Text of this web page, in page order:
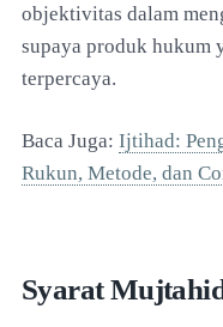
objektivitas dalam
supaya produk hukum
terpercaya.
Baca Juga: Ijtihad:
Rukun, Metode, dan
Syarat